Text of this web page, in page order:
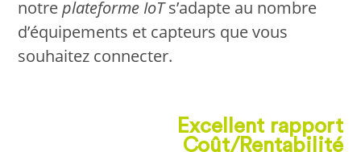
notreplateforme IoTs’adapte au nombre
d’équipements et capteurs que vous
souhaitez connecter.
Excellent rapport
Coût/Rentabilité